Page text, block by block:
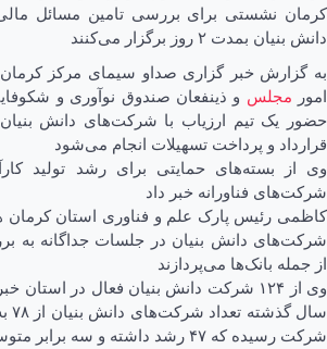
کرمان نشستی برای بررسی تامین مسائل
دانش بنیان بمدت ۲ روز برگزار می‌کنند
به گزارش خبر گزاری صداو سیمای مرکز
امور مجلس و ذینفعان صندوق نوآوری و
حضور یک تیم ارزیاب با شرکت‌های دانش
قرارداد و پرداخت تسهیلات انجام می‌شود
وی از بسته‌های حمایتی برای رشد تولید
شرکت‌های فناورانه خبر داد
کاظمی رئیس پارک علم و فناوری استان
شرکت‌های دانش بنیان در جلسات جداگانه به
از جمله بانک‌ها می‌پردازند
وی از ۱۲۴ شرکت دانش بنیان فعال در
شرکت رسیده که ۴۷ رشد داشته و سه برابر متوسط کشوری بوده